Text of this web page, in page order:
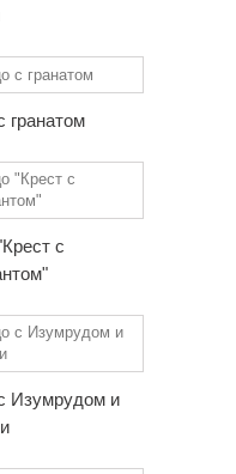
гранатом
с
Изумрудом и